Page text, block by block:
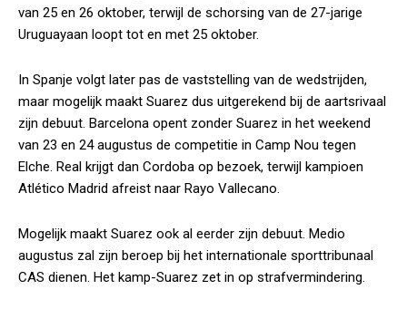
van 25 en 26 oktober, terwijl de schorsing van de 27-jarige
Uruguayaan loopt tot en met 25 oktober.
In Spanje volgt later pas de vaststelling van de wedstrijden,
maar mogelijk maakt Suarez dus uitgerekend bij de aartsrivaal
zijn debuut. Barcelona opent zonder Suarez in het weekend
van 23 en 24 augustus de competitie in Camp Nou tegen
Elche. Real krijgt dan Cordoba op bezoek, terwijl kampioen
Atlético Madrid afreist naar Rayo Vallecano.
Mogelijk maakt Suarez ook al eerder zijn debuut. Medio
augustus zal zijn beroep bij het internationale sporttribunaal
CAS dienen. Het kamp-Suarez zet in op strafvermindering.